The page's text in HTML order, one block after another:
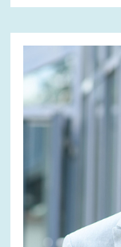
öffnet
in
vergrößerter
Ansicht